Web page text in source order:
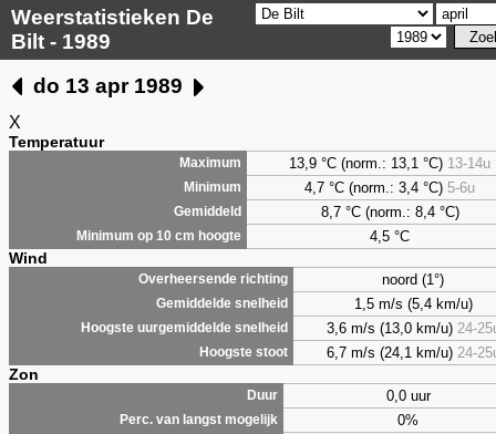
Weerstatistieken De
Bilt - 1989
do 13 apr 1989
X
Temperatuur
Maximum 13,9 °C (norm.: 13,1 °C) 13-14u
Minimum 4,7 °C (norm.: 3,4 °C) 5-6u
Gemiddeld 8,7°C (norm.: 8,4 °C)
Minimum op 10 cm hoogte 4,5 °C
Wind
Overheersende richting noord (1°)
Gemiddelde snelheid 1,5 m/s (5,4 km/u)
Hoogste uurgemiddelde snelheid 3,6 m/s (13,0 km/u) 24-
Hoogste stoot 6,7 m/s (24,1 km/u) 24-
Zon
Duur 0,0 uur
Perc. van langst mogelijk 0%